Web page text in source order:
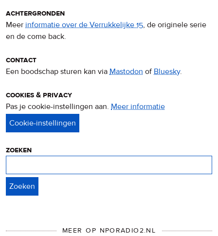
achtergronden
Meer informatie over de Verrukkelijke 15, de originele serie
en de come back.
contact
Een boodschap sturen kan via Mastodon ofBluesky.
cookies & privacy
Pas je cookie-instellingen aan. Meer informatie
zoeken
MEER OP NPORADIO2.NL